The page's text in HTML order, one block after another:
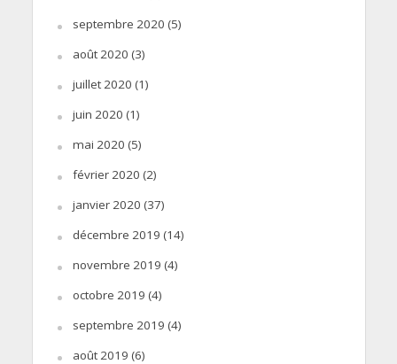
septembre 2020 (5)
août 2020 (3)
juillet 2020 (1)
juin 2020 (1)
mai 2020 (5)
février 2020 (2)
janvier 2020 (37)
décembre 2019 (14)
novembre 2019 (4)
octobre 2019 (4)
septembre 2019 (4)
août 2019 (6)